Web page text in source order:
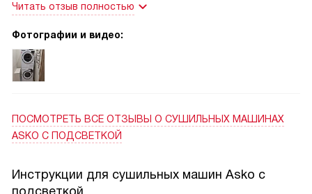
готовы к носке намного быстрее, и я меньше переживаю о
погоде. Я женщина, у которой всегда полно дел, поэтому
месте. Одежда после сушки мягкая и не требует долгой
глажки. Это реально экономит время по утрам
Читать отзыв полностью
Фотографии и видео:
ПОСМОТРЕТЬ ВСЕ ОТЗЫВЫ О СУШИЛЬНЫХ МАШИНАХ
ASKO С ПОДСВЕТКОЙ
Инструкции для сушильных машин Asko с